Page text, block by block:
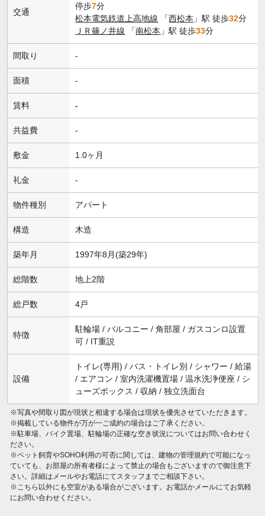
交通
停歩7分
松本電気鉄道上高地線 「西松本 」駅 徒歩32分
ＪＲ篠ノ井線 「南松本 」駅 徒歩33分
間取り -
面積 -
賃料 -
共益費 -
敷金 1.0ヶ月
礼金 -
物件種別 アパート
構造 木造
築年月 1997年8月(築29年)
総階数 地上2階
総戸数 4戸
特徴
駐輪場 / バルコニー / 角部屋 / ガスコンロ設置
可 / IT重説
設備
トイレ(専用) / バス・トイレ別 / シャワー / 給湯
/ エアコン / 室内洗濯機置場 / 温水洗浄便座 / シ
ューズボックス / 収納 / 独立洗面台
※写真や間取り図が現状と相違する場合は現状を優先させていただきます。
※掲載している物件が万が一ご成約の場合はご了承ください。
※駐車場、バイク置場、駐輪場の正確な空き状況についてはお問い合わせく
ださい。
※ペット飼育やSOHO利用の可否に関しては、建物の管理規約で可能になっ
ていても、お部屋の所有者様によって禁止の場合もございますので御注意下
さい。詳細はメールやお電話にてスタッフまでご相談下さい。
※こちら以外にも空室がある場合がございます。お電話かメールにてお気軽
にお問い合わせください。